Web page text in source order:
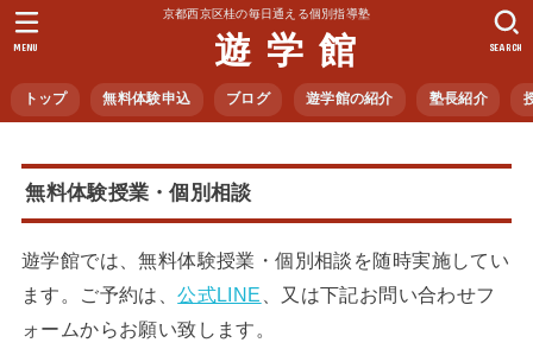
京都西京区桂の毎日通える個別指導塾
遊 学 館
トップ 無料体験申込 ブログ 遊学館の紹介 塾長紹介
SEARCH
MENU
無料体験授業・個別相談
遊学館では、無料体験授業・個別相談を随時実施してい
ます。ご予約は、公式LINE 、又は下記お問い合わせフ
ォームからお願い致します。